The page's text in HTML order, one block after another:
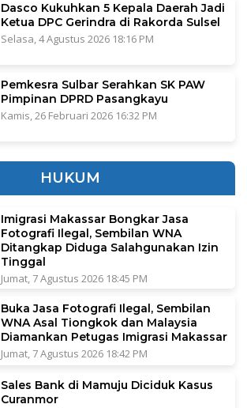
Dasco Kukuhkan 5 Kepala Daerah Jadi
Ketua DPC Gerindra di Rakorda Sulsel
Selasa, 4 Agustus 2026 18:16 PM
Pemkesra Sulbar Serahkan SK PAW
Pimpinan DPRD Pasangkayu
Kamis, 26 Februari 2026 16:32 PM
HUKUM
Imigrasi Makassar Bongkar Jasa
Fotografi Ilegal, Sembilan WNA
Ditangkap Diduga Salahgunakan Izin
Tinggal
Jumat, 7 Agustus 2026 18:45 PM
Buka Jasa Fotografi Ilegal, Sembilan
WNA Asal Tiongkok dan Malaysia
Diamankan Petugas Imigrasi Makassar
Jumat, 7 Agustus 2026 18:42 PM
Sales Bank di Mamuju Diciduk Kasus
Curanmor